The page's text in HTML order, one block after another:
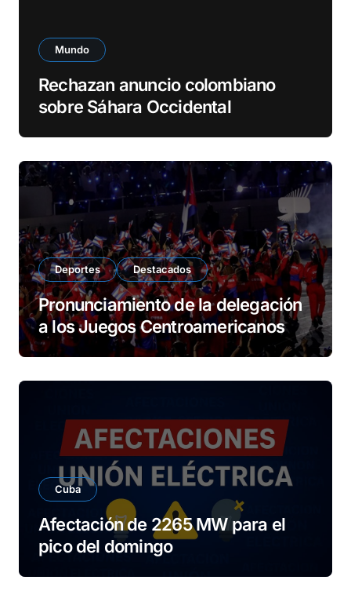
Mundo
Rechazan anuncio colombiano
sobre Sáhara Occidental
Deportes Destacados
Pronunciamiento de la delegación
a los Juegos Centroamericanos
Cuba
Afectación de 2265 MW para el
pico del domingo